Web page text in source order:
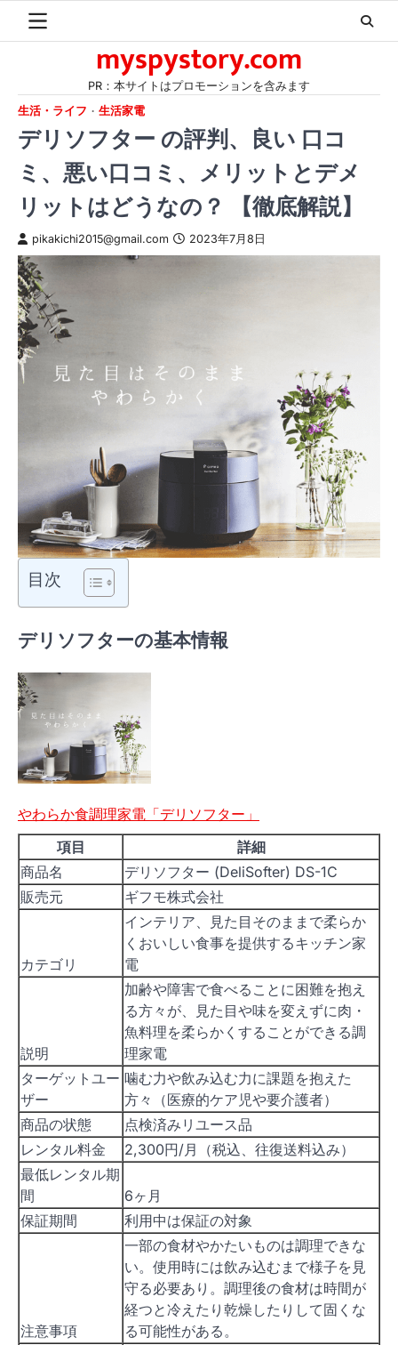
myspystory.com
PR：本サイトはプロモーションを含みます
生活・ライフ
生活家電
デリソフター の評判、良い 口コ
ミ、悪い口コミ、メリットとデメ
リットはどうなの？ 【徹底解説】
pikakichi2015@gmail.com 2023年7月8日
目次
デリソフターの基本情報
やわらか食調理家電「デリソフター」
項目
詳細
商品名
デリソフター (DeliSofter) DS-1C
販売元
ギフモ株式会社
カテゴリ
インテリア、見た目そのままで柔らか
くおいしい食事を提供するキッチン家
電
説明
加齢や障害で食べることに困難を抱え
る方々が、見た目や味を変えずに肉・
魚料理を柔らかくすることができる調
理家電
ターゲットユー
ザー
噛む力や飲み込む力に課題を抱えた
方々（医療的ケア児や要介護者）
商品の状態
点検済みリユース品
レンタル料金
2,300円/月（税込、往復送料込み）
最低レンタル期
間
6ヶ月
保証期間
利用中は保証の対象
注意事項
一部の食材やかたいものは調理できな
い。使用時には飲み込むまで様子を見
守る必要あり。調理後の食材は時間が
経つと冷えたり乾燥したりして固くな
る可能性がある。